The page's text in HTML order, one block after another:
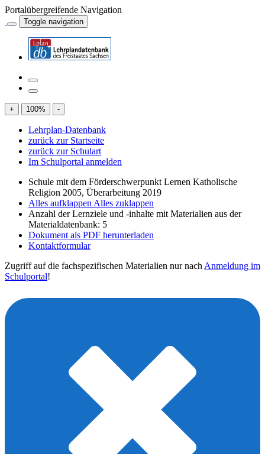
Portalübergreifende Navigation
Toggle navigation
+ 100% -
Lehrplan-Datenbank
zurück zur Startseite
zurück zur Schulart
Im Schulportal anmelden
Schule mit dem Förderschwerpunkt Lernen Katholische
Religion 2005, Überarbeitung 2019
Alles aufklappen Alles zuklappen
Anzahl der Lernziele und -inhalte mit Materialien aus der
Materialdatenbank: 5
Dokument als PDF herunterladen
Kontaktformular
Zugriff auf die fachspezifischen Materialien nur nach Anmeldung im
Schulportal!